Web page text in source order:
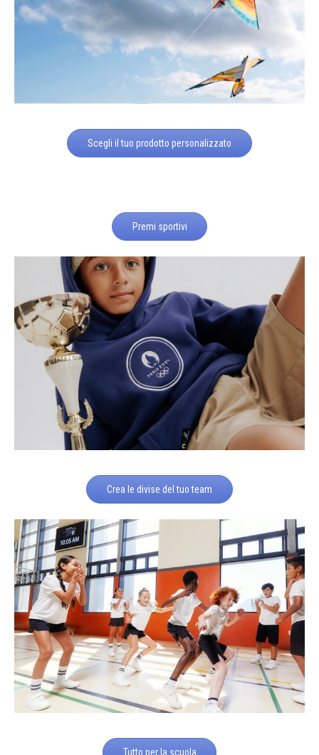
Scegli il tuo prodotto personalizzato
Premi sportivi
Crea le divise del tuo team
Tutto per la scuola